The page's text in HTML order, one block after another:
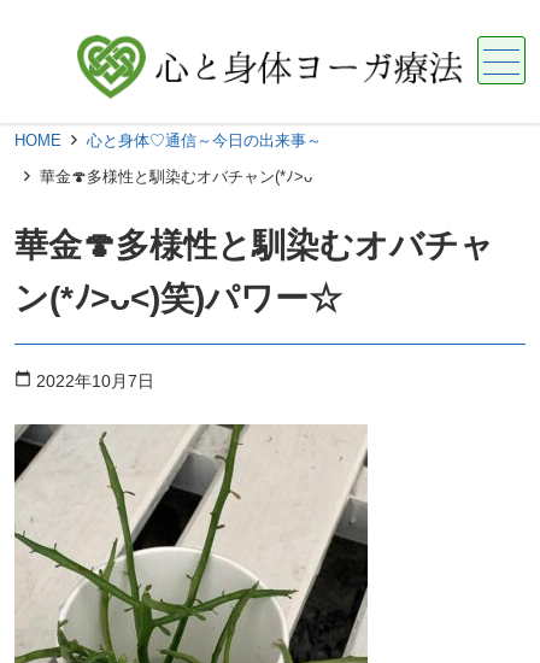
メニュー
HOME
心と身体♡通信～今日の出来事～
華金🍄多様性と馴染むオバチャン(*ﾉ>ᴗ
華金🍄多様性と馴染むオバチャ
ン(*ﾉ>ᴗ<)笑)パワー☆
calendar_today 2022年10月7日